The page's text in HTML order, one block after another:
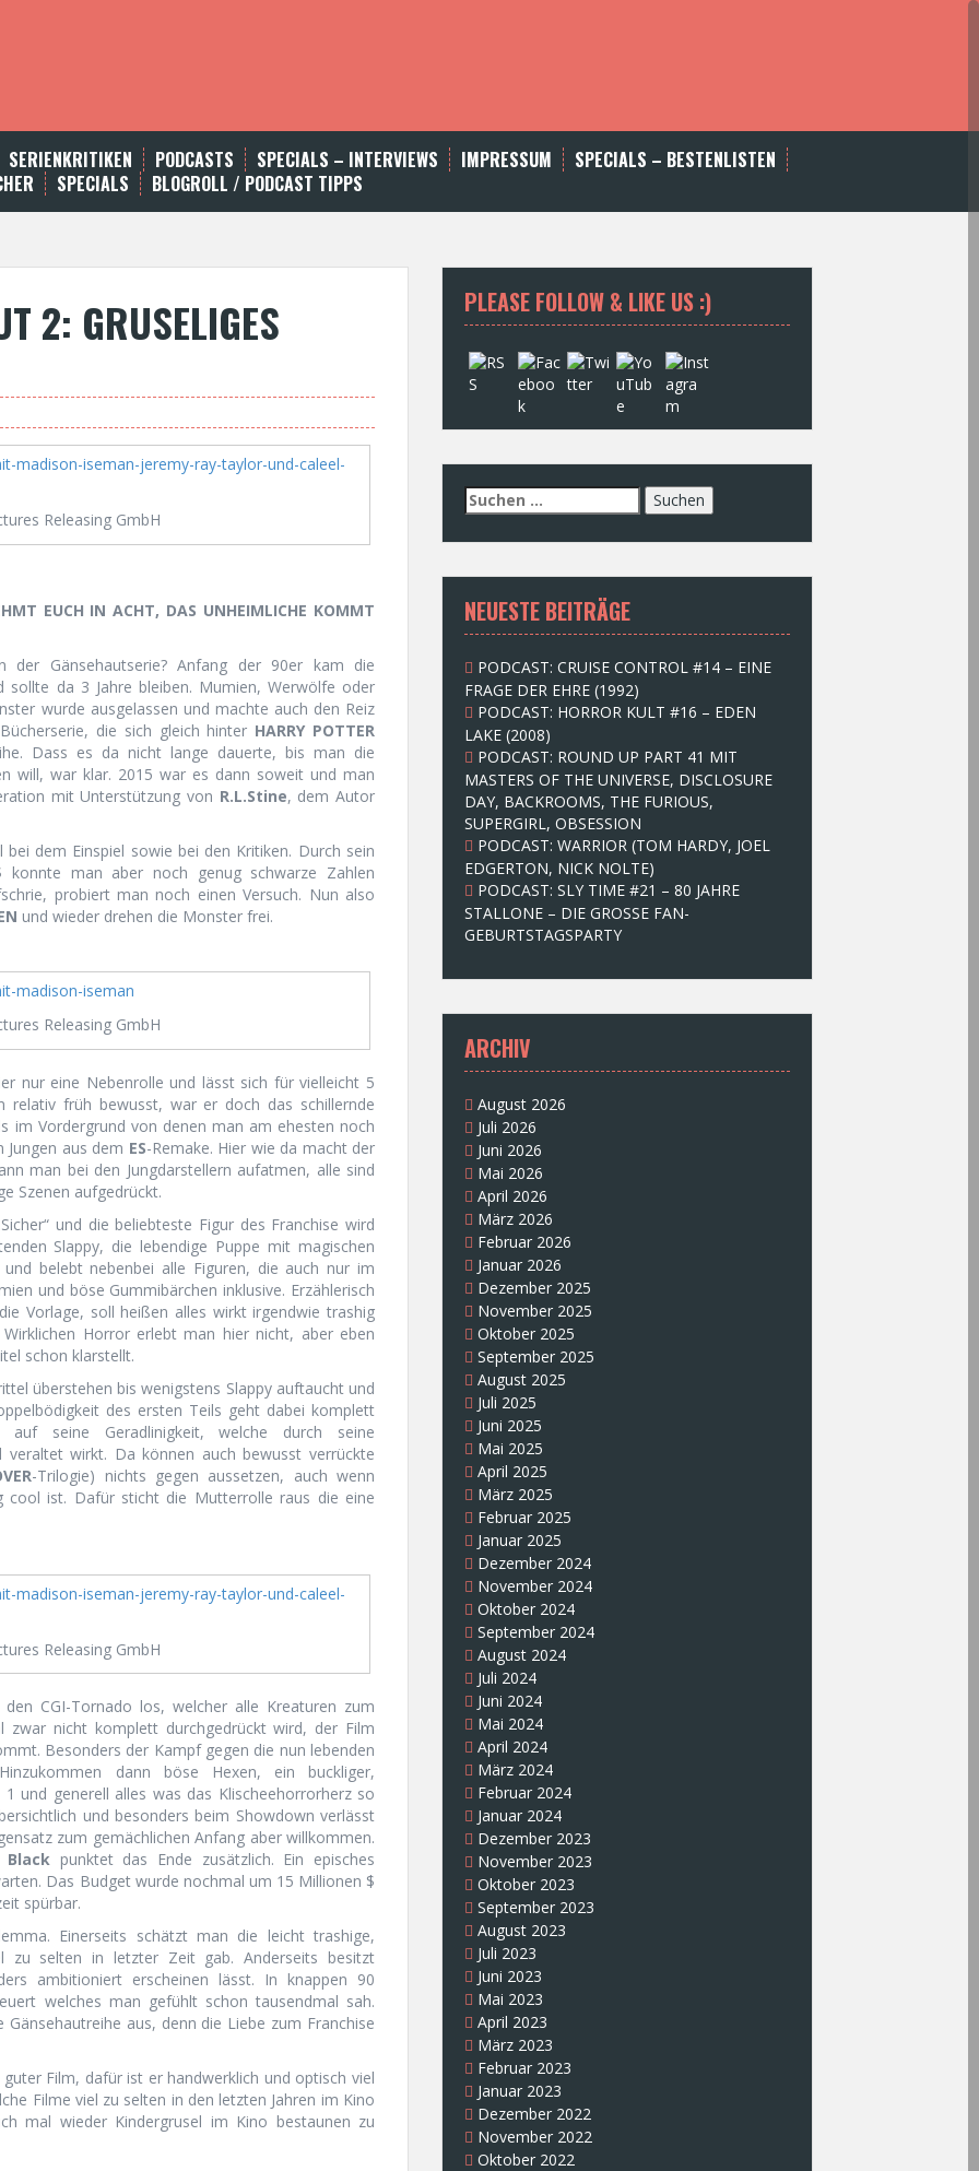
SERIENKRITIKEN PODCASTS SPECIALS – INTERVIEWS IMPRESSUM
SPECIALS – BESTENLISTEN
SPECIALS BLOGROLL / PODCAST TIPPS
2: GRUSELIGES
Releasing GmbH
EUCH IN ACHT, DAS UNHEIMLICHE KOMMT
Gänsehautserie? Anfang der 90er kam die
sollte da 3 Jahre bleiben. Mumien, Werwölfe oder
wurde ausgelassen und machte auch den Reiz
die sich gleich hinter HARRY POTTER
Dass es da nicht lange dauerte, bis man die
will, war klar. 2015 war es dann soweit und man
mit Unterstützung von R.L.Stine, dem Autor
dem Einspiel sowie bei den Kritiken. Durch sein
man aber noch genug schwarze Zahlen
probiert man noch einen Versuch. Nun also
und wieder drehen die Monster frei.
Releasing GmbH
nur eine Nebenrolle und lässt sich für vielleicht 5
relativ früh bewusst, war er doch das schillernde
im Vordergrund von denen man am ehesten noch
Jungen aus dem ES-Remake. Hier wie da macht der
man bei den Jungdarstellern aufatmen, alle sind
Szenen aufgedrückt.
und die beliebteste Figur des Franchise wird
Slappy, die lebendige Puppe mit magischen
belebt nebenbei alle Figuren, die auch nur im
und böse Gummibärchen inklusive. Erzählerisch
Vorlage, soll heißen alles wirkt irgendwie trashig
Horror erlebt man hier nicht, aber eben
schon klarstellt.
überstehen bis wenigstens Slappy auftaucht und
des ersten Teils geht dabei komplett
seine Geradlinigkeit, welche durch seine
veraltet wirkt. Da können auch bewusst verrückte
-Trilogie) nichts gegen aussetzen, auch wenn
cool ist. Dafür sticht die Mutterrolle raus die eine
Releasing GmbH
CGI-Tornado los, welcher alle Kreaturen zum
zwar nicht komplett durchgedrückt wird, der Film
Besonders der Kampf gegen die nun lebenden
dann böse Hexen, ein buckliger,
und generell alles was das Klischeehorrorherz so
und besonders beim Showdown verlässt
zum gemächlichen Anfang aber willkommen.
Black punktet das Ende zusätzlich. Ein episches
Das Budget wurde nochmal um 15 Millionen $
spürbar.
Einerseits schätzt man die leicht trashige,
zu selten in letzter Zeit gab. Anderseits besitzt
ambitioniert erscheinen lässt. In knappen 90
welches man gefühlt schon tausendmal sah.
aus, denn die Liebe zum Franchise
Film, dafür ist er handwerklich und optisch viel
Filme viel zu selten in den letzten Jahren im Kino
mal wieder Kindergrusel im Kino bestaunen zu
PLEASE FOLLOW & LIKE US :)
S
u
c
e
n
n
c
h
:
NEUESTE BEITRÄGE
PODCAST: CRUISE CONTROL #14 – EINE
FRAGE DER EHRE (1992)
PODCAST: HORROR KULT #16 – EDEN
LAKE (2008)
PODCAST: ROUND UP PART 41 MIT
MASTERS OF THE UNIVERSE, DISCLOSURE
DAY, BACKROOMS, THE FURIOUS,
SUPERGIRL, OBSESSION
PODCAST: WARRIOR (TOM HARDY, JOEL
EDGERTON, NICK NOLTE)
PODCAST: SLY TIME #21 – 80 JAHRE
STALLONE – DIE GROSSE FAN-
GEBURTSTAGSPARTY
ARCHIV
August 2026
Juli 2026
Juni 2026
Mai 2026
April 2026
März 2026
Februar 2026
Januar 2026
Dezember 2025
November 2025
Oktober 2025
September 2025
August 2025
Juli 2025
Juni 2025
Mai 2025
April 2025
März 2025
Februar 2025
Januar 2025
Dezember 2024
November 2024
Oktober 2024
September 2024
August 2024
Juli 2024
Juni 2024
Mai 2024
April 2024
März 2024
Februar 2024
Januar 2024
Dezember 2023
November 2023
Oktober 2023
September 2023
August 2023
Juli 2023
Juni 2023
Mai 2023
April 2023
März 2023
Februar 2023
Januar 2023
Dezember 2022
November 2022
Oktober 2022